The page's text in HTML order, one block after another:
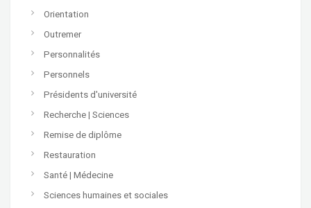
Orientation
Outremer
Personnalités
Personnels
Présidents d'université
Recherche | Sciences
Remise de diplôme
Restauration
Santé | Médecine
Sciences humaines et sociales